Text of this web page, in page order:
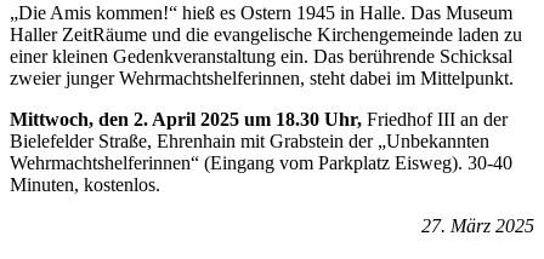
„Die Amis kommen!“ hieß es Ostern 1945 in Halle. Das Museum
Haller ZeitRäume und die evangelische Kirchengemeinde laden zu
einer kleinen Gedenkveranstaltung ein. Das berührende Schicksal
zweier junger Wehrmachtshelferinnen, steht dabei im Mittelpunkt.
Mittwoch, den 2. April 2025 um 18.30 Uhr, Friedhof III an der
Bielefelder Straße, Ehrenhain mit Grabstein der „Unbekannten
Wehrmachtshelferinnen“ (Eingang vom Parkplatz Eisweg). 30-40
Minuten, kostenlos.
27. März 2025